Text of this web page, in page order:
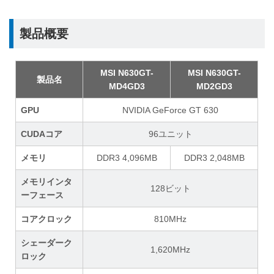
製品概要
製品名
MSI N630GT-
MD4GD3
MSI N630GT-
MD2GD3
GPU NVIDIA GeForce GT 630
CUDAコア 96ユニット
メモリ DDR3 4,096MB DDR3 2,048MB
メモリインタ
ーフェース
128ビット
コアクロック 810MHz
シェーダーク
ロック
1,620MHz